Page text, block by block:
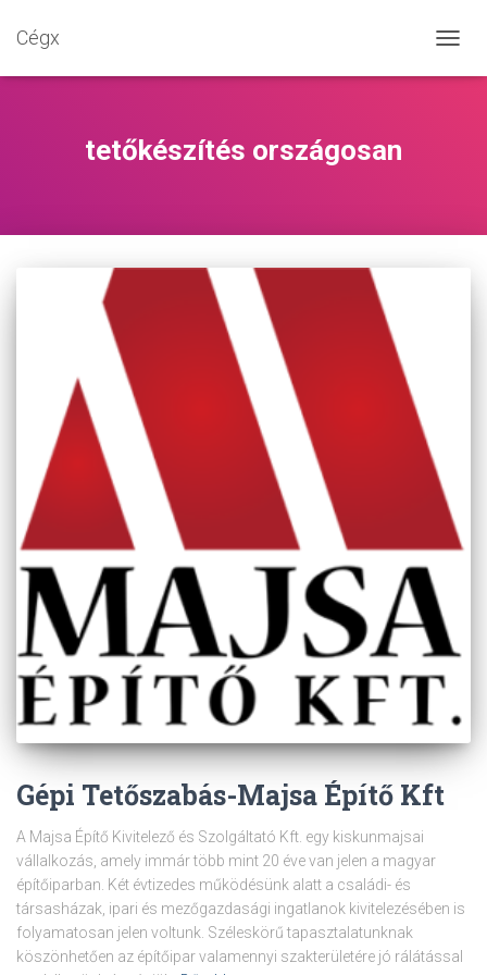
Cégx
BE-/
tetőkészítés országosan
Gépi Tetőszabás-Majsa Építő Kft
A Majsa Építő Kivitelező és Szolgáltató Kft. egy kiskunmajsai
vállalkozás, amely immár több mint 20 éve van jelen a magyar
építőiparban. Két évtizedes működésünk alatt a családi- és
társasházak, ipari és mezőgazdasági ingatlanok kivitelezésében is
folyamatosan jelen voltunk. Széleskörű tapasztalatunknak
köszönhetően az építőipar valamennyi szakterületére jó rálátással